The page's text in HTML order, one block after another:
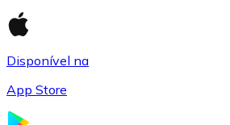
Disponível na
App Store